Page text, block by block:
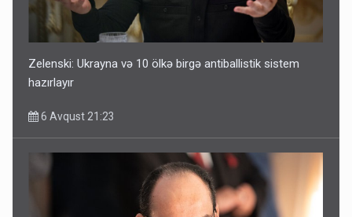
Zelenski: Ukrayna və 10 ölkə birgə antiballistik sistem
hazırlayır
6 Avqust 21:23